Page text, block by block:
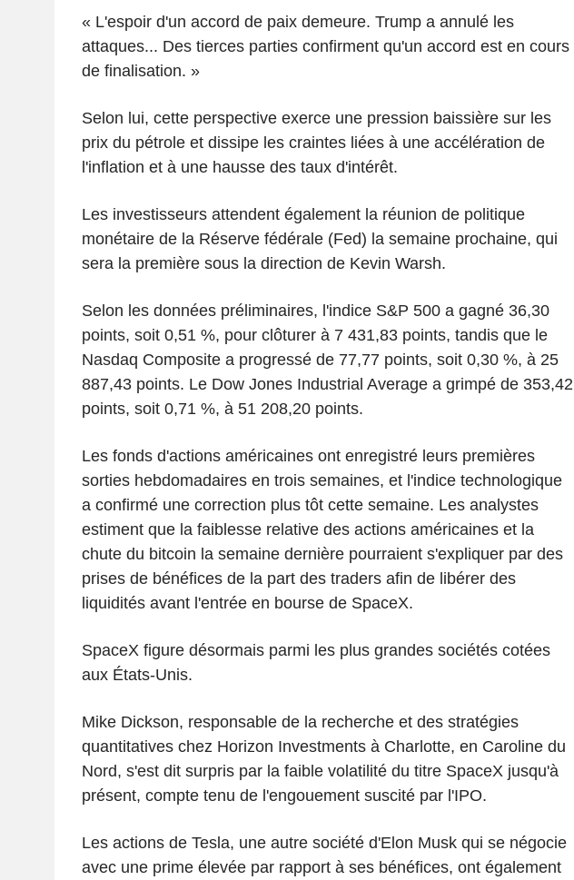
« L'espoir d'un accord de paix demeure. Trump a annulé les
attaques... Des tierces parties confirment qu'un accord est en cours
de finalisation. »
Selon lui, cette perspective exerce une pression baissière sur les
prix du pétrole et dissipe les craintes liées à une accélération de
l'inflation et à une hausse des taux d'intérêt.
Les investisseurs attendent également la réunion de politique
monétaire de la Réserve fédérale (Fed) la semaine prochaine, qui
sera la première sous la direction de Kevin Warsh.
Selon les données préliminaires, l'indice S&P 500 a gagné 36,30
points, soit 0,51 %, pour clôturer à 7 431,83 points, tandis que le
Nasdaq Composite a progressé de 77,77 points, soit 0,30 %, à 25
887,43 points. Le Dow Jones Industrial Average a grimpé de 353,42
points, soit 0,71 %, à 51 208,20 points.
Les fonds d'actions américaines ont enregistré leurs premières
sorties hebdomadaires en trois semaines, et l'indice technologique
a confirmé une correction plus tôt cette semaine. Les analystes
estiment que la faiblesse relative des actions américaines et la
chute du bitcoin la semaine dernière pourraient s'expliquer par des
prises de bénéfices de la part des traders afin de libérer des
liquidités avant l'entrée en bourse de SpaceX.
SpaceX figure désormais parmi les plus grandes sociétés cotées
aux États-Unis.
Mike Dickson, responsable de la recherche et des stratégies
quantitatives chez Horizon Investments à Charlotte, en Caroline du
Nord, s'est dit surpris par la faible volatilité du titre SpaceX jusqu'à
présent, compte tenu de l'engouement suscité par l'IPO.
Les actions de Tesla, une autre société d'Elon Musk qui se négocie
avec une prime élevée par rapport à ses bénéfices, ont également